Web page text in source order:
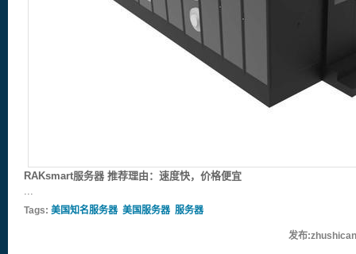
RAKsmart服务器 推荐理由：速度快，价格便宜
...
Tags: 美国知名服务器 美国服务器 服务器
发布